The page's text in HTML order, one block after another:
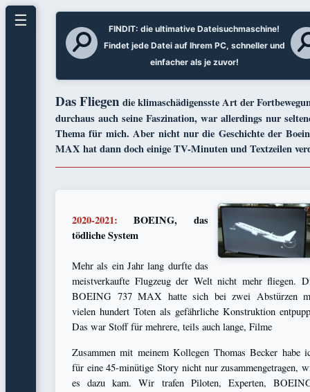
☰
FINDIT: die ultimative Dateisuchmaschine!
Findet jede Datei auf Ihrem PC, schneller und
einfacher als je zuvor!
Das Fliegen die klimaschädigensste Art der
durchaus auch seine Faszination, war allerdings nur
Thema für mich. Aber nicht nur die Geschichte der
MAX hat dann doch einige TV-Minuten und Textzeilen
2020-2021:BOEING, das
tödliche System
Mehr als ein Jahr lang durfte das
meistverkaufte Flugzeug der Welt nicht mehr fliegen.
BOEING 737 MAX hatte sich bei zwei Abstürzen
vielen hundert Toten als gefährliche Konstruktion
Das war Stoff für mehrere, teils auch lange, Filme
Zusammen mit meinem Kollegen Thomas Becker habe
für eine 45-minütige Story nicht nur zusammengetragen,
es dazu kam. Wir trafen Piloten, Experten,